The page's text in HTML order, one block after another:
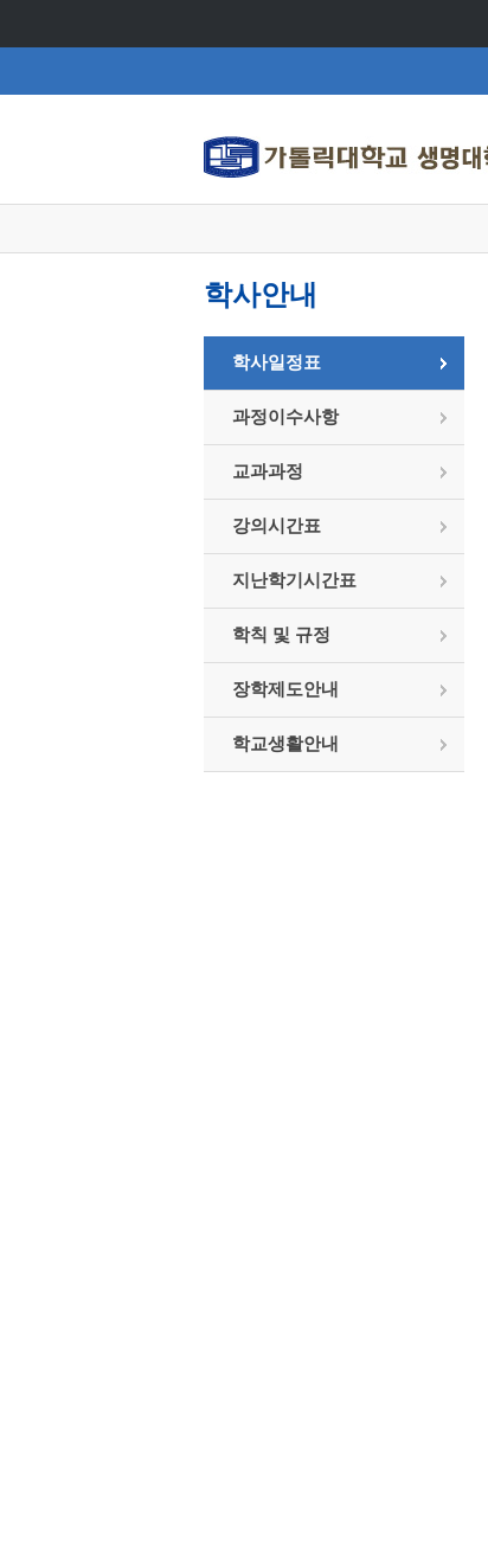
학사안내
학사일정표
과정이수사항
교과과정
강의시간표
지난학기시간표
학칙 및 규정
장학제도안내
학교생활안내